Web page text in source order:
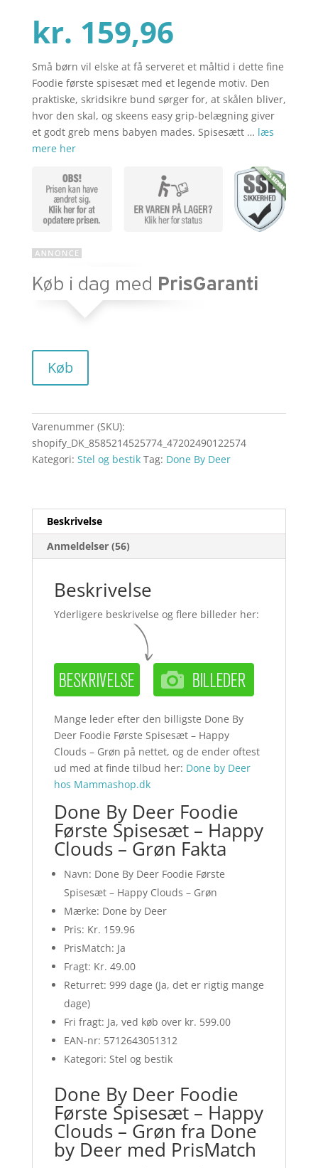
pris
var:
kr.
kr. 159,96Den
aktuelle
pris
er:
kr.
Små børn vil elske at få serveret et måltid i dette fine
Foodie første spisesæt med et legende motiv. Den
praktiske, skridsikre bund sørger for, at skålen bliver,
hvor den skal, og skeens easy grip-belægning giver
et godt greb mens babyen mades. Spisesætt … læs
mere her
Køb
Varenummer (SKU):
shopify_DK_8585214525774_47202490122574
Kategori: Stel og bestik Tag: Done By Deer
Beskrivelse
Anmeldelser (56)
Beskrivelse
Yderligere beskrivelse og flere billeder her:
Mange leder efter den billigste Done By
Deer Foodie Første Spisesæt – Happy
Clouds – Grøn på nettet, og de ender oftest
ud med at finde tilbud her: Done by Deer
hos Mammashop.dk
Done By Deer Foodie
Første Spisesæt – Happy
Clouds – Grøn Fakta
Navn: Done By Deer Foodie Første
Spisesæt – Happy Clouds – Grøn
Mærke: Done by Deer
Pris: Kr. 159.96
PrisMatch: Ja
Fragt: Kr. 49.00
Returret: 999 dage (Ja, det er rigtig mange
dage)
Fri fragt: Ja, ved køb over kr. 599.00
EAN-nr: 5712643051312
Kategori: Stel og bestik
Done By Deer Foodie
Første Spisesæt – Happy
Clouds – Grøn fra Done
by Deer med PrisMatch